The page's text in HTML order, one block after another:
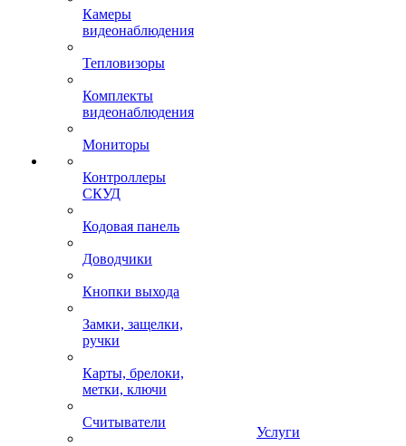
Камеры
видеонаблюдения
Тепловизоры
Комплекты
видеонаблюдения
Мониторы
Контроллеры
СКУД
Кодовая панель
Доводчики
Кнопки выхода
Замки, защелки,
ручки
Карты, брелоки,
метки, ключи
Считыватели
Услуги